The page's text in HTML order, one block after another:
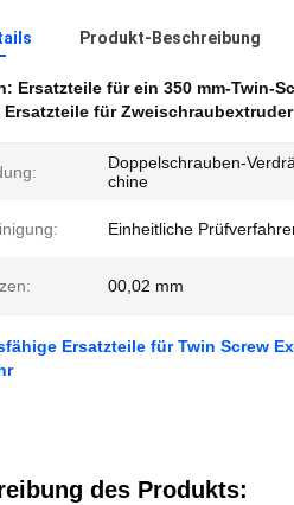
Produkt-Beschreibung
Ersatzteile für ein 350 mm-Twin-
Ersatzteile für Zweischraubextruder
Doppelschrauben-
chine
Einheitliche
00,02 mm
Ersatzteile für Twin Screw
des Produkts: